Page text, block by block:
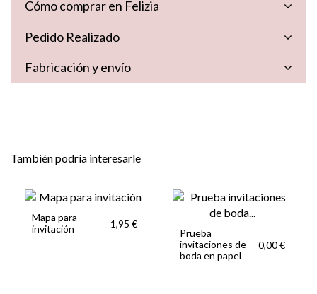
Cómo comprar en Felizia
Pedido Realizado
Fabricación y envío
También podría interesarle
Mapa para
invitación
1,95 €
Prueba
invitaciones de
boda en papel
0,00 €